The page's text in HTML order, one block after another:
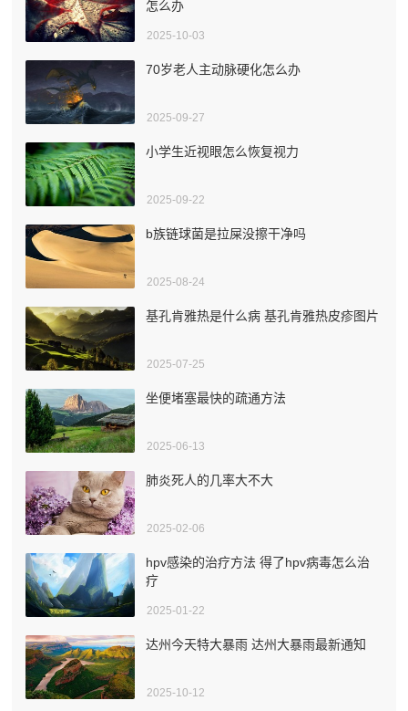
怎么办
2025-10-03
70岁老人主动脉硬化怎么办
2025-09-27
小学生近视眼怎么恢复视力
2025-09-22
b族链球菌是拉屎没擦干净吗
2025-08-24
基孔肯雅热是什么病 基孔肯雅热皮疹图片
2025-07-25
坐便堵塞最快的疏通方法
2025-06-13
肺炎死人的几率大不大
2025-02-06
hpv感染的治疗方法 得了hpv病毒怎么治
疗
2025-01-22
达州今天特大暴雨 达州大暴雨最新通知
2025-10-12